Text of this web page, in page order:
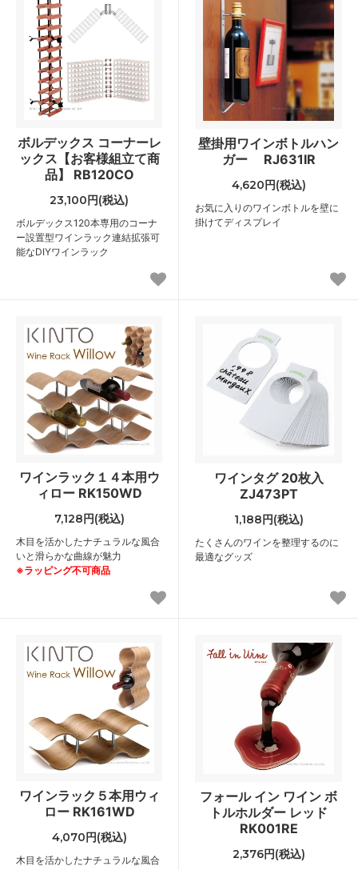
ボルデックス コーナーレ
ックス【お客様組立て商
品】 RB120CO
23,100円(税込)
ボルデックス120本専用のコーナ
ー設置型ワインラック連結拡張可
能なDIYワインラック
壁掛用ワインボトルハン
ガー RJ631IR
4,620円(税込)
お気に入りのワインボトルを壁に
掛けてディスプレイ
ワインラック１４本用ウ
ィロー RK150WD
7,128円(税込)
木目を活かしたナチュラルな風合
いと滑らかな曲線が魅力
※ラッピング不可商品
ワインタグ 20枚入
ZJ473PT
1,188円(税込)
たくさんのワインを整理するのに
最適なグッズ
ワインラック５本用ウィ
ロー RK161WD
4,070円(税込)
木目を活かしたナチュラルな風合
フォール イン ワイン ボ
トルホルダー レッド
RK001RE
2,376円(税込)